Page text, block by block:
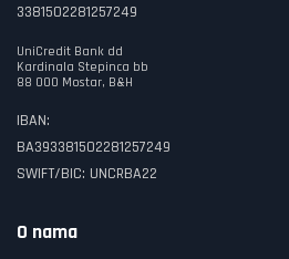
3381502281257249
UniCredit Bank dd
Kardinala Stepinca bb
88 000 Mostar, B&H
IBAN:
BA393381502281257249
SWIFT/BIC: UNCRBA22
O nama